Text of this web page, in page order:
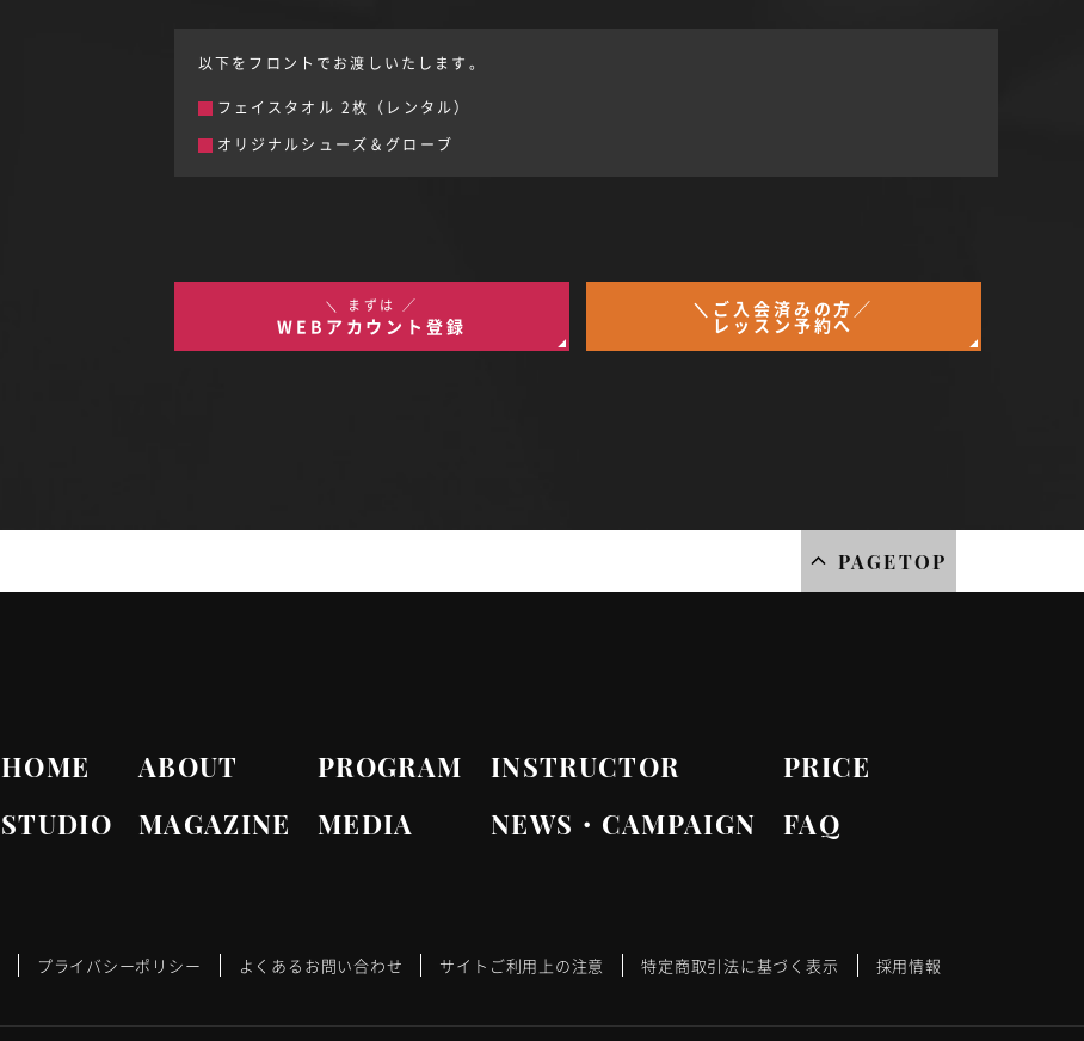
以下をフロントでお渡しいたします。
フェイスタオル 2枚（レンタル）
オリジナルシューズ＆グローブ
＼ まずは ／
WEBアカウント登録
＼ご入会済みの方／
レッスン予約へ
PAGETOP
HOME ABOUT PROGRAM INSTRUCTOR
PRICE
STUDIO
MAGAZINE MEDIA NEWS・CAMPAIGN FAQ
プライバシーポリシー よくあるお問い合わせ サイトご利用上の注意 特定商取引法に基づく表示 採用情報